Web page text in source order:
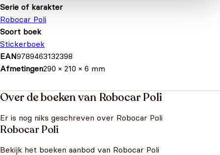
Serie of karakter
Robocar Poli
Soort boek
Stickerboek
EAN9789463132398
Afmetingen290 × 210 × 6 mm
Over de boeken van Robocar Poli
Er is nog niks geschreven over Robocar Poli
Robocar Poli
Bekijk het boeken aanbod van Robocar Poli